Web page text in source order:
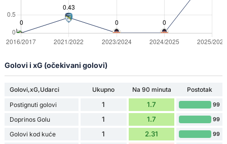
Golovi i xG (očekivani golovi)
Golovi,xG,Udarci Ukupno Na 90 minuta
Postotak
Postignuti golovi
1 1.7 99
Doprinos Golu 1 1.7 99
Golovi kod kuće 1 2.31 99